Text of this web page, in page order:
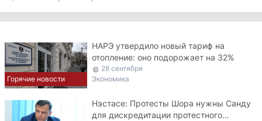
Горячие новости
НАРЭ утвердило новый тариф на
отопление: оно подорожает на 32%
28 сентября
Экономика
Нэстасе: Протесты Шора нужны Санду
для дискредитации протестного